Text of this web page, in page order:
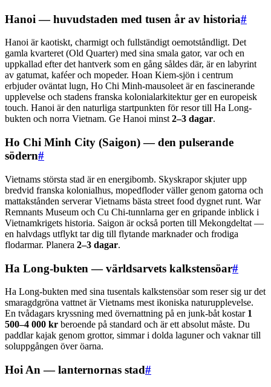
Hanoi — huvudstaden med tusen år av historia#
Hanoi är kaotiskt, charmigt och fullständigt oemotståndligt. Det
gamla kvarteret (Old Quarter) med sina smala gator, var och en
uppkallad efter det hantverk som en gång såldes där, är en labyrint
av gatumat, kaféer och mopeder. Hoan Kiem-sjön i centrum
erbjuder oväntat lugn, Ho Chi Minh-mausoleet är en fascinerande
upplevelse och stadens franska kolonialarkitektur ger en europeisk
touch. Hanoi är den naturliga startpunkten för resor till Ha Long-
bukten och norra Vietnam. Ge Hanoi minst 2–3 dagar.
Ho Chi Minh City (Saigon) — den pulserande
södern#
Vietnams största stad är en energibomb. Skyskrapor skjuter upp
bredvid franska kolonialhus, mopedfloder väller genom gatorna och
mattakstånden serverar Vietnams bästa street food dygnet runt. War
Remnants Museum och Cu Chi-tunnlarna ger en gripande inblick i
Vietnamkrigets historia. Saigon är också porten till Mekongdeltat —
en halvdags utflykt tar dig till flytande marknader och frodiga
flodarmar. Planera 2–3 dagar.
Ha Long-bukten — världsarvets kalkstensöar#
Ha Long-bukten med sina tusentals kalkstensöar som reser sig ur det
smaragdgröna vattnet är Vietnams mest ikoniska naturupplevelse.
En tvådagars kryssning med övernattning på en junk-båt kostar 1
500–4 000 kr beroende på standard och är ett absolut måste. Du
paddlar kajak genom grottor, simmar i dolda laguner och vaknar till
soluppgången över öarna.
Hoi An — lanternornas stad#